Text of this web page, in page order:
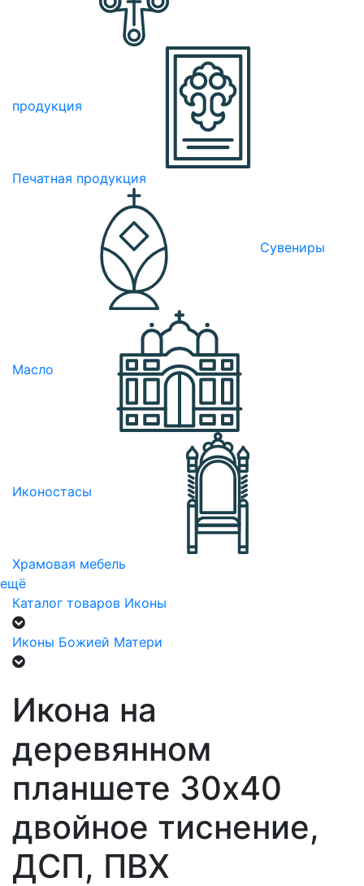
продукция
Печатная продукция
Сувениры
Масло
Иконостасы
Храмовая мебель
ещё
Каталог товаров Иконы
Иконы Божией Матери
Икона на
деревянном
планшете 30х40
двойное тиснение,
ДСП, ПВХ